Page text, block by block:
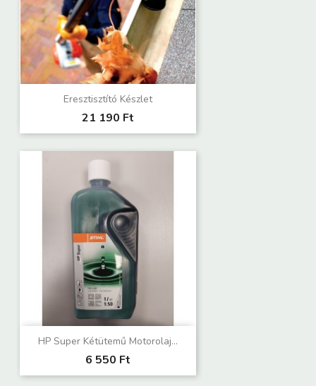
Eresztisztító Készlet
21 190 Ft
HP Super Kétütemű Motorolaj...
6 550 Ft